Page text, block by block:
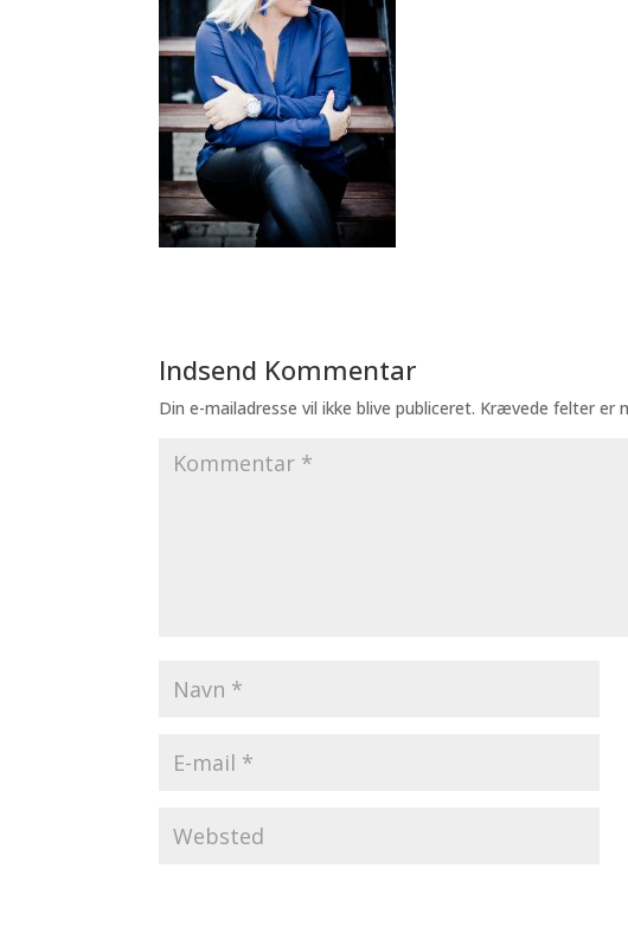
Indsend Kommentar
Din e-mailadresse vil ikke blive publiceret. Krævede felter er